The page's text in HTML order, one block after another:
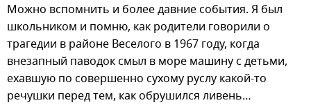
Можно вспомнить и более давние события. Я был
школьником и помню, как родители говорили о
трагедии в районе Веселого в 1967 году, когда
внезапный паводок смыл в море машину с детьми,
ехавшую по совершенно сухому руслу какой-то
речушки перед тем, как обрушился ливень…